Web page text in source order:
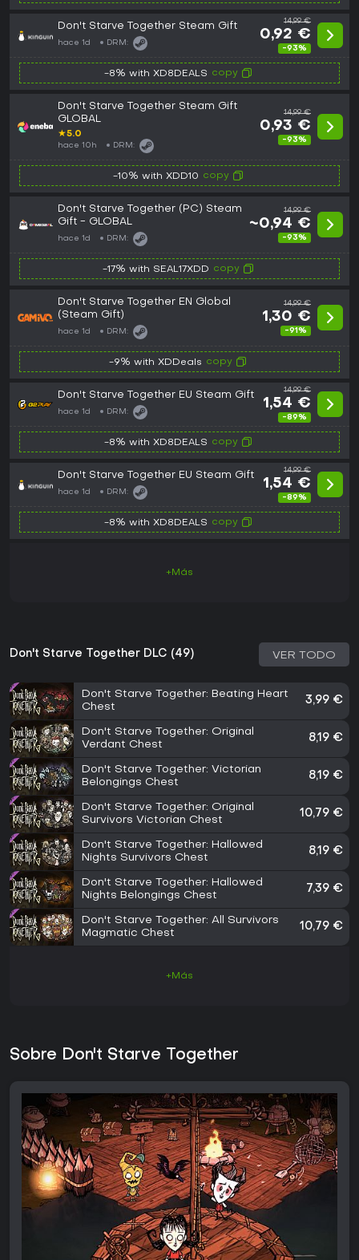
Don't Starve Together Steam Gift
hace 1d DRM:
14,99 €
0,92 €
-93%
-8% with XD8DEALS copy
Don't Starve Together Steam Gift
GLOBAL
★5.0
hace 10h DRM:
14,99 €
0,93 €
-93%
-10% with XDD10 copy
Don't Starve Together (PC) Steam
Gift - GLOBAL
hace 1d DRM:
14,99 €
~0,94 €
-93%
-17% with SEAL17XDD copy
Don't Starve Together EN Global
(Steam Gift)
hace 1d DRM:
14,99 €
1,30 €
-91%
-9% with XDDeals copy
Don't Starve Together EU Steam Gift
hace 1d DRM:
14,99 €
1,54 €
-89%
-8% with XD8DEALS copy
Don't Starve Together EU Steam Gift
hace 1d DRM:
14,99 €
1,54 €
-89%
-8% with XD8DEALS copy
+Más
Don't Starve Together DLC (49) VER TODO
Don't Starve Together: Beating Heart
Chest
3,99 €
Don't Starve Together: Original
Verdant Chest
8,19 €
Don't Starve Together: Victorian
Belongings Chest
8,19 €
Don't Starve Together: Original
Survivors Victorian Chest
10,79 €
Don't Starve Together: Hallowed
Nights Survivors Chest
8,19 €
Don't Starve Together: Hallowed
Nights Belongings Chest
7,39 €
Don't Starve Together: All Survivors
Magmatic Chest
10,79 €
+Más
Sobre Don't Starve Together